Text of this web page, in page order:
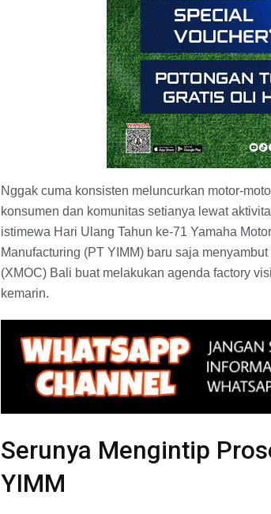
Nggak cuma konsisten meluncurkan motor-
konsumen dan komunitas setianya lewat
istimewa Hari Ulang Tahun ke-71 Yamaha
Manufacturing (PT YIMM) baru saja
(XMOC) Bali buat melakukan agenda factory
kemarin.
Serunya Mengintip
YIMM